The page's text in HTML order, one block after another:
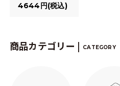
4644円(税込)
商品カテゴリー | CATEGORY